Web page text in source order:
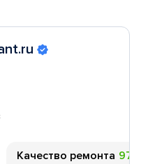
Качество ремонта 97%